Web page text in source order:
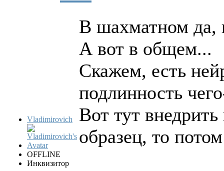
Vladimirovich
OFFLINE
Инквизитор
В шахматном да,
А вот в общем...
Скажем, есть
подлинность
Вот тут
образец, то